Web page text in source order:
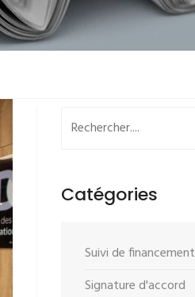
Catégories
Suivi de financement
Signature d'accord